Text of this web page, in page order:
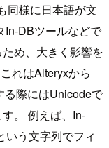
同様に日本語が文
In-DBツールなどで
め、大きく影響を
れはAlteryxから
る際にはUnicodeで
。 例えば、In-
いう文字列でフィ